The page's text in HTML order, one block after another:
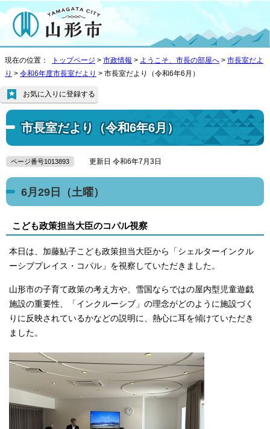
現在の位置： トップページ > 市政情報 > ようこそ、市長の部屋へ > 市長室だよ
り > 令和6年度市長室だより > 市長室だより（令和6年6月）
市長室だより（令和6年6月）
お気に入りに登録する
ページ番号1013893 更新日 令和6年7月3日
6月29日（土曜）
こども政策担当大臣のコパル視察
本日は、加藤鮎子こども政策担当大臣から「シェルターインクル
ーシブプレイス・コパル」を視察していただきました。
山形市の子育て政策の考え方や、雪国ならではの屋内型児童遊戯
施設の重要性、「インクルーシブ」の理念がどのように施設づく
りに反映されているかなどの説明に、熱心に耳を傾けていただき
ました。